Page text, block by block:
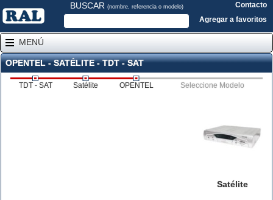
BUSCAR (nombre, referencia o modelo)
Contacto
Agregar a favoritos
MENÚ
OPENTEL - SATÉLITE - TDT - SAT
TDT - SAT Satélite OPENTEL Seleccione Modelo
Satélite